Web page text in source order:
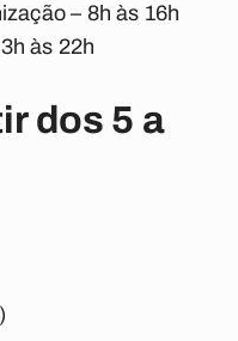
– 8h às 16h
às 22h
dos 5 a